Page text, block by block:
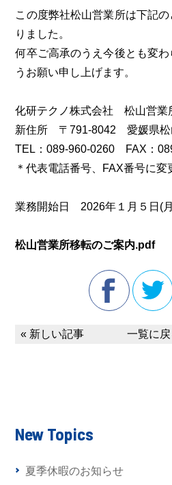
この度弊社松山営業所は下記
りました。
何卒ご高承のうえ今後とも変
うお願い申し上げます。
化研テクノ株式会社 松山営業
新住所 〒791-8042 愛媛県松
TEL：089-960-0260 FAX：
＊代表電話番号、FAX番号に変
業務開始日 2026年１月５日(
松山営業所移転のご案内.pdf
« 新しい記事 一覧に戻
New Topics
夏季休暇のお知らせ